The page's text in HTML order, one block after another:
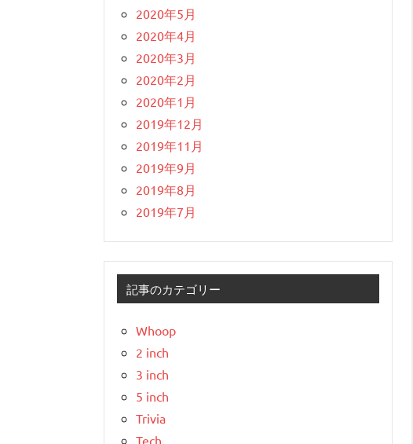
2020年5月
2020年4月
2020年3月
2020年2月
2020年1月
2019年12月
2019年11月
2019年9月
2019年8月
2019年7月
記事のカテゴリー
Whoop
2 inch
3 inch
5 inch
Trivia
Tech